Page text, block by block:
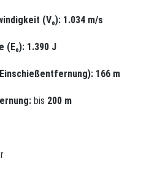
(V₀): 1.034 m/s
(E₀): 1.390 J
166 m
bis 200 m